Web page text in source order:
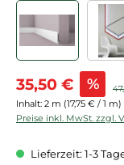
Verkaufspreis:
35,50 € %
Inhalt: 2 m (17,75 € / 1 m)
Preise inkl. MwSt. zzgl.
Lieferzeit: 1-3